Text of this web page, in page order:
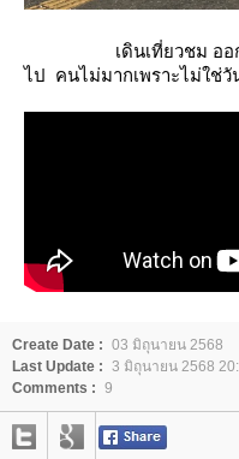
เดินเที่ยวชม อ
ไป คนไม่มากเพราะไม่ใช่วั
Create Date : 03 มิถุนายน 2568
Last Update : 3 มิถุนายน 2568
Comments : 9